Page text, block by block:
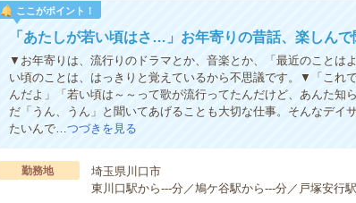
ここがポイント！
「あたしが若い頃はさ…」お年寄りの昔話、楽しんで
▼お年寄りは、流行りのドラマとか、音楽とか、「最近のことは
い頃のことは、はっきりと覚えているから不思議です。▼「これ
んだよ」「若い頃は～～って歌が流行ってたんだけど、あんた知
だ「うん、うん」と聞いてあげることも大切な仕事。そんなデイ
たいんで…つづきを見る
勤務地
埼玉県川口市
東川口駅から---分／鳩ケ谷駅から---分／戸塚安行